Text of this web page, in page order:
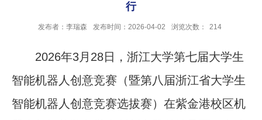
行
发布者：李瑞森 发布时间：2026-04-02 浏览次数： 214
2026年3月28日，浙江大学第七届大学生
智能机器人创意竞赛（暨第八届浙江省大学生
智能机器人创意竞赛选拔赛）在紫金港校区机